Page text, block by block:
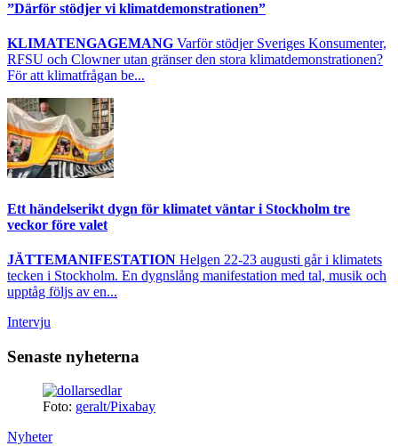
”Därför stödjer vi klimatdemonstrationen”
KLIMATENGAGEMANG Varför stödjer Sveriges Konsumenter,
RFSU och Clowner utan gränser den stora klimatdemonstrationen?
För att klimatfrågan be...
Ett händelserikt dygn för klimatet väntar i Stockholm tre
veckor före valet
JÄTTEMANIFESTATION Helgen 22-23 augusti går i klimatets
tecken i Stockholm. En dygnslång manifestation med tal, musik och
upptåg följs av en...
Intervju
Senaste nyheterna
Foto: geralt/Pixabay
Nyheter